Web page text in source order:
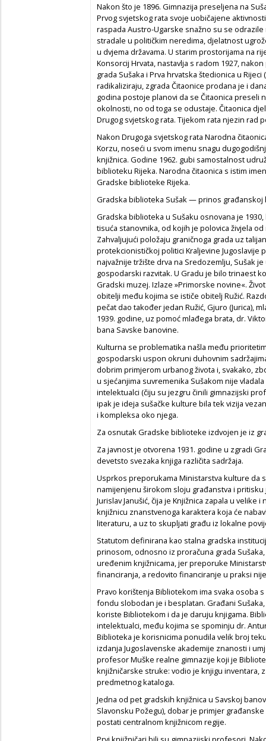
Nakon što je 1896. Gimnazija preseljena na
Prvog svjetskog rata svoje uobičajene
raspada Austro-Ugarske snažno su se
stradale u političkim neredima, djelatnost
u dvjema državama. U starim prostorijama na
Konsorcij Hrvata, nastavlja s radom 1927,
grada Sušaka i Prva hrvatska štedionica u
radikaliziraju, zgrada Čitaonice prodana je i
godina postoje planovi da se Čitaonica preseli
okolnosti, no od toga se odustaje. Čitaonica
Drugog svjetskog rata. Tijekom rata njezin rad
Nakon Drugoga svjetskog rata Narodna
Korzu, noseći u svom imenu snagu
knjižnica. Godine 1962. gubi samostalnost
biblioteku Rijeka. Narodna čitaonica s istim
Gradske biblioteke Rijeka.
Gradska biblioteka Sušak — prinos građanskoj
Gradska biblioteka u Sušaku osnovana je
tisuća stanovnika, od kojih je polovica živjela
Zahvaljujući položaju graničnoga grada uz
protekcionističkoj politici Kraljevine Jugoslavije
najvažnije tržište drva na Sredozemlju, Sušak
gospodarski razvitak. U Gradu je bilo trinaest
Gradski muzej. Izlaze »Primorske novine«.
obitelji među kojima se ističe obitelj Ružić.
pečat dao također jedan Ružić, Gjuro (Jurica),
1939. godine, uz pomoć mlađega brata, dr.
bana Savske banovine.
Kulturna se problematika našla među
gospodarski uspon okruni duhovnim
dobrim primjerom urbanog života i, svakako,
u sjećanjima suvremenika Sušakom nije
intelektualci (čiju su jezgru činili gimnazijski
ipak je ideja sušačke kulture bila tek vizija
i kompleksa oko njega.
Za osnutak Gradske biblioteke izdvojen je iz
Za javnost je otvorena 1931. godine u zgradi
devetsto svezaka knjiga različita sadržaja.
Usprkos preporukama Ministarstva kulture da
namijenjenu širokom sloju građanstva i
Jurislav Janušić, čija je Knjižnica zapala u
knjižnicu znanstvenoga karaktera koja će
literaturu, a uz to skupljati građu iz lokalne
Statutom definirana kao stalna gradska
prinosom, odnosno iz proračuna grada
uređenim knjižnicama, jer preporuke
financiranja, a redovito financiranje u praksi
Pravo korištenja Bibliotekom ima svaka osoba
fondu slobodan je i besplatan. Građani
koriste Bibliotekom i da je daruju knjigama.
intelektualci, među kojima se spominju dr.
Biblioteka je korisnicima ponudila velik broj
izdanja Jugoslavenske akademije znanosti i
profesor Muške realne gimnazije koji je
knjižničarske struke: vodio je knjigu inventara,
predmetnog kataloga.
Jedna od pet gradskih knjižnica u Savskoj
Slavonsku Požegu), dobar je primjer
postati centralnom knjižnicom regije.